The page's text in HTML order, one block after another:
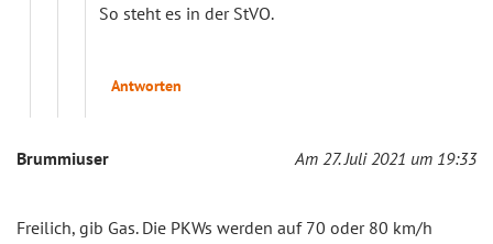
So steht es in der StVO.
Antworten
Brummiuser Am 27. Juli 2021 um 19:33
Freilich, gib Gas. Die PKWs werden auf 70 oder 80 km/h